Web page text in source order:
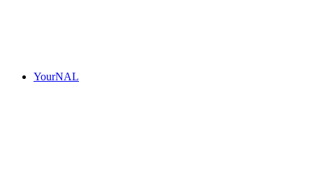
YourNAL